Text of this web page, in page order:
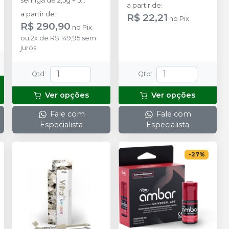
ponteiras.
a partir de:
R$ 290,90 no Pix
ou 2x de R$ 149,95 sem
juros
Qtd :
Ver opções
Fale com
Especialista
a partir de:
R$ 22,21 no Pix
Qtd :
Ver opções
Fale com
Especialista
-27%